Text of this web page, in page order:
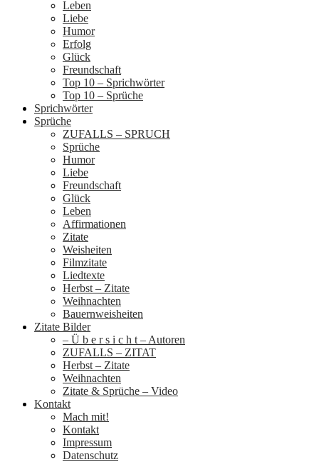
Leben
Liebe
Humor
Erfolg
Glück
Freundschaft
Top 10 – Sprichwörter
Top 10 – Sprüche
Sprichwörter
Sprüche
ZUFALLS – SPRUCH
Sprüche
Humor
Liebe
Freundschaft
Glück
Leben
Affirmationen
Zitate
Weisheiten
Filmzitate
Liedtexte
Herbst – Zitate
Weihnachten
Bauernweisheiten
Zitate Bilder
– Ü b e r s i c h t – Autoren
ZUFALLS – ZITAT
Herbst – Zitate
Weihnachten
Zitate & Sprüche – Video
Kontakt
Mach mit!
Kontakt
Impressum
Datenschutz